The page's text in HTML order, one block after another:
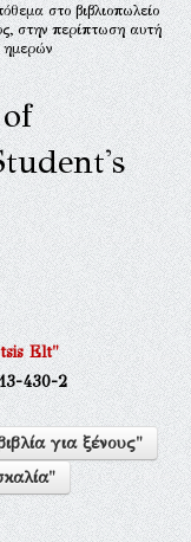
στο βιβλιοπωλείο
στην περίπτωση αυτή
ημερών
Elt"
430-2
για ξένους"